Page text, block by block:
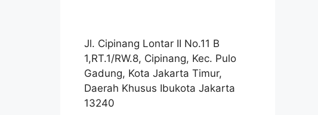
Jl. Cipinang Lontar II No.11 B
1,RT.1/RW.8, Cipinang, Kec. Pulo
Gadung, Kota Jakarta Timur,
Daerah Khusus Ibukota Jakarta
13240